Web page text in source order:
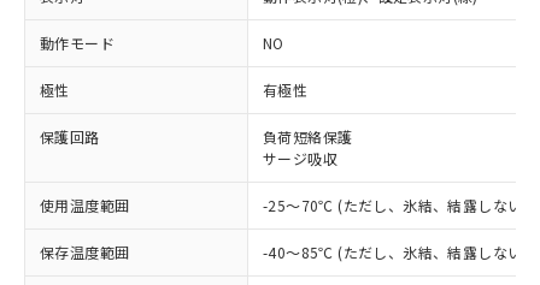
動作モード NO
極性 有極性
保護回路
負荷短絡保護
サージ吸収
使用温度範囲 -25～70℃ (ただし、氷結、結露しない
保存温度範囲 -40～85℃ (ただし、氷結、結露しない
ご利用条件
対応済み：EU RoHS指令（10物質）の
非含有に対応した製品が提供可能な商品で
す。
対応予定：EU RoHS指令（10物質）の非含
有に対応した製品に切り替える予定のある